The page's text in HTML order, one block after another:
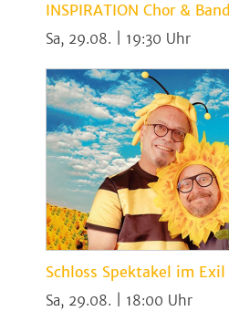
INSPIRATION Chor & Band
Sa, 29.08. | 19:30
Schloss Spektakel im Exil
Sa, 29.08. | 18:00